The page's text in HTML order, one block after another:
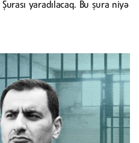
yaradılacaq. Bu şura niyə